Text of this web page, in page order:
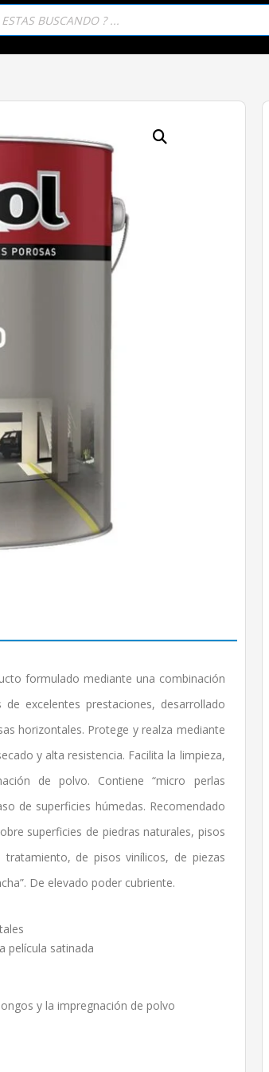
formulado mediante una combinación
excelentes prestaciones, desarrollado
horizontales. Protege y realza mediante
y alta resistencia. Facilita la limpieza,
de polvo. Contiene “micro perlas
de superficies húmedas. Recomendado
superficies de piedras naturales, pisos
de pisos vinílicos, de piezas
De elevado poder cubriente.
película satinada
y la impregnación de polvo